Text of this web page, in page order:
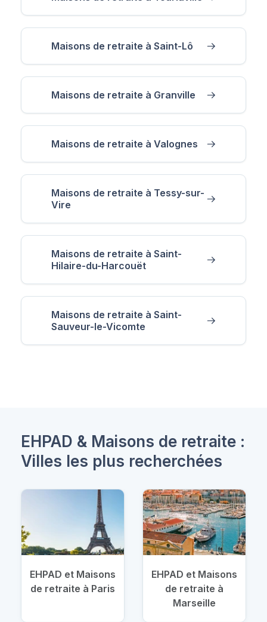
Maisons de retraite à Saint-Lô
Maisons de retraite à Granville
Maisons de retraite à Valognes
Maisons de retraite à Tessy-sur-
Vire
Maisons de retraite à Saint-
Hilaire-du-Harcouët
Maisons de retraite à Saint-
Sauveur-le-Vicomte
EHPAD & Maisons de retraite :
Villes les plus recherchées
EHPAD et Maisons
de retraite à Paris
EHPAD et Maisons
de retraite à
Marseille